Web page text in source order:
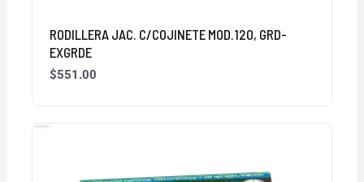
RODILLERA JAC. C/COJINETE MOD.120, GRD-
EXGRDE
$551.00